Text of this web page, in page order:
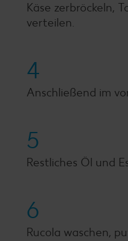
Käse zerbröckeln,
verteilen.
4
Anschließend im
5
Restliches Öl und
6
Rucola waschen,